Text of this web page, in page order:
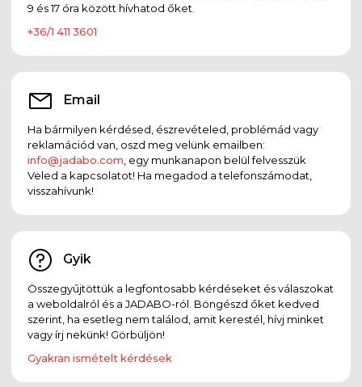
9 és 17 óra között hívhatod őket.
+36/1 411 3601
Email
Ha bármilyen kérdésed, észrevételed, problémád vagy
reklamációd van, oszd meg velünk emailben:
info@jadabo.com , egy munkanapon belül felvesszük
Veled a kapcsolatot! Ha megadod a telefonszámodat,
visszahívunk!
Gyik
Összegyűjtöttük a legfontosabb kérdéseket és válaszokat
a weboldalról és a JADABO-ról. Böngészd őket kedved
szerint, ha esetleg nem találod, amit kerestél, hívj minket
vagy írj nekünk! Görbüljön!
Gyakran ismételt kérdések